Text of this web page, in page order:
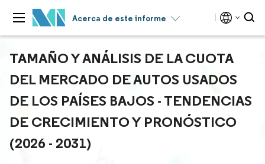
Acerca de este informe
TAMAÑO Y ANÁLISIS DE LA CUOTA
DEL MERCADO DE AUTOS USADOS
DE LOS PAÍSES BAJOS - TENDENCIAS
DE CRECIMIENTO Y PRONÓSTICO
(2026 - 2031)